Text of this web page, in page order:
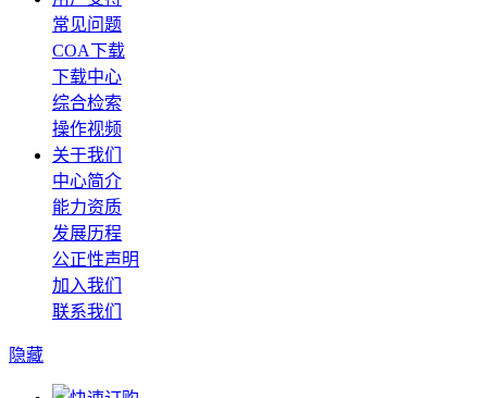
常见问题
COA下载
下载中心
综合检索
操作视频
关于我们
中心简介
能力资质
发展历程
公正性声明
加入我们
联系我们
隐藏